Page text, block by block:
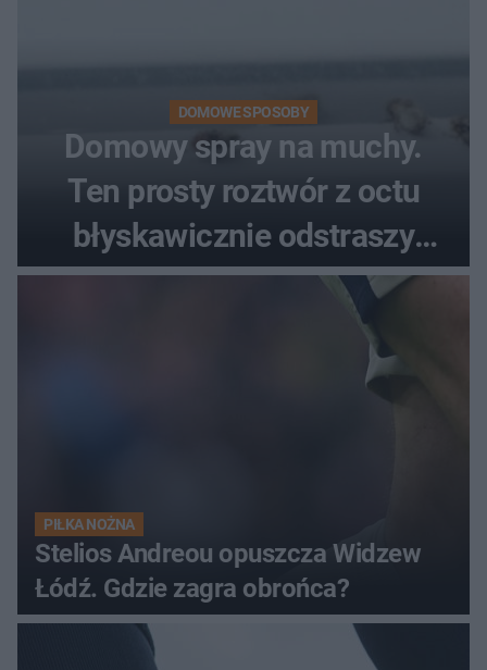
DOMOWE SPOSOBY
Domowy spray na muchy.
Ten prosty roztwór z octu
błyskawicznie odstraszy
uciążliwe owady
PIŁKA NOŻNA
Stelios Andreou opuszcza Widzew
Łódź. Gdzie zagra obrońca?